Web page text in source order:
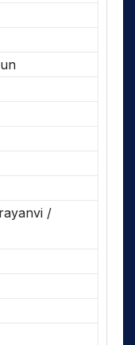
/